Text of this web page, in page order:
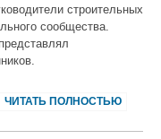
строительных
сообщества.
ЧИТАТЬ ПОЛНОСТЬЮ